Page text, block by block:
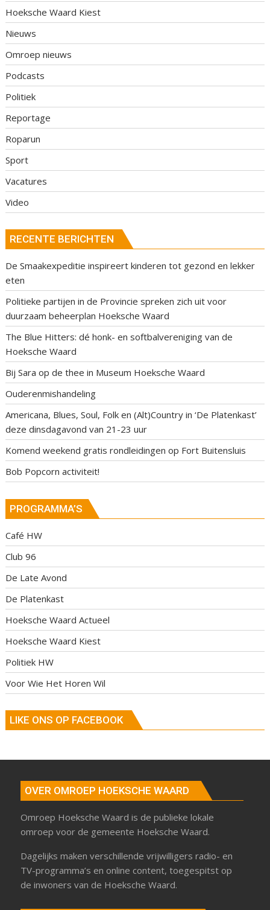
Hoeksche Waard Kiest
Nieuws
Omroep nieuws
Podcasts
Politiek
Reportage
Roparun
Sport
Vacatures
Video
RECENTE BERICHTEN
De Smaakexpeditie inspireert kinderen tot gezond en lekker
eten
Politieke partijen in de Provincie spreken zich uit voor
duurzaam beheerplan Hoeksche Waard
The Blue Hitters: dé honk- en softbalvereniging van de
Hoeksche Waard
Bij Sara op de thee in Museum Hoeksche Waard
Ouderenmishandeling
Americana, Blues, Soul, Folk en (Alt)Country in ‘De Platenkast’
deze dinsdagavond van 21-23 uur
Komend weekend gratis rondleidingen op Fort Buitensluis
Bob Popcorn activiteit!
PROGRAMMA’S
Café HW
Club 96
De Late Avond
De Platenkast
Hoeksche Waard Actueel
Hoeksche Waard Kiest
Politiek HW
Voor Wie Het Horen Wil
LIKE ONS OP FACEBOOK
OVER OMROEP HOEKSCHE WAARD
Omroep Hoeksche Waard is de publieke lokale
omroep voor de gemeente Hoeksche Waard.
Dagelijks maken verschillende vrijwilligers radio- en
TV-programma’s en online content, toegespitst op
de inwoners van de Hoeksche Waard.